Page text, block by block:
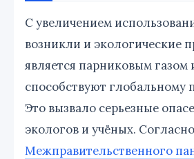
С увеличением
возникли и экологические
является парниковым газом
способствуют глобальному
Это вызвало серьезные
экологов и учёных. Согласно
Межправительственного